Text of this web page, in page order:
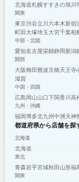
北海道札幌すすきの旭川
関東
東京渋谷立川 六本木新宿
町田大塚埼玉大宮千葉柏
中部・北陸
愛知名古屋栄錦静岡新潟
関西
大阪梅田難波京橋天王寺
滋賀
中国・四国
広島 岡山山口下関香川 高
九州・沖縄
福岡博多北九州中洲 天神
都道府県から店舗を探
北海道
北海道
東北
青森岩手宮城秋田 山形福
関東